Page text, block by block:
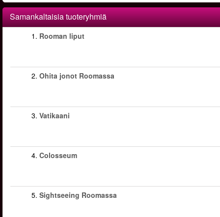
Samankaltaisia tuoteryhmiä
1. Rooman liput
2. Ohita jonot Roomassa
3. Vatikaani
4. Colosseum
5. Sightseeing Roomassa